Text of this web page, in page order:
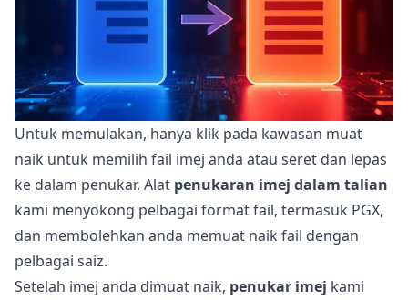
Untuk memulakan, hanya klik pada kawasan muat
naik untuk memilih fail imej anda atau seret dan lepas
ke dalam penukar. Alat penukaran imej dalam talian
kami menyokong pelbagai format fail, termasuk PGX,
dan membolehkan anda memuat naik fail dengan
pelbagai saiz.
Setelah imej anda dimuat naik, penukar imej kami